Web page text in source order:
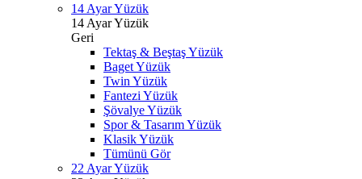
14 Ayar Yüzük
14 Ayar Yüzük
Geri
Tektaş & Beştaş Yüzük
Baget Yüzük
Twin Yüzük
Fantezi Yüzük
Şövalye Yüzük
Spor & Tasarım Yüzük
Klasik Yüzük
Tümünü Gör
22 Ayar Yüzük